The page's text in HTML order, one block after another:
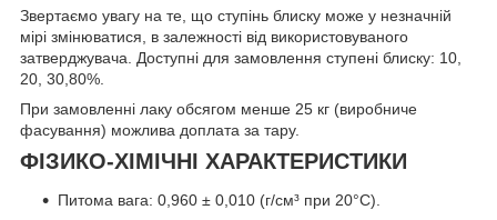
Звертаємо увагу на те, що ступінь блиску може у незначній
мірі змінюватися, в залежності від використовуваного
затверджувача. Доступні для замовлення ступені блиску: 10,
20, 30,80%.
При замовленні лаку обсягом менше 25 кг (виробниче
фасування) можлива доплата за тару.
ФІЗИКО-ХІМІЧНІ ХАРАКТЕРИСТИКИ
Питома вага: 0,960 ± 0,010 (г/см³ при 20°С).